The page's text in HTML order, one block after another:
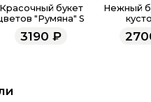
Красочный букет
"Румяна" S
3190 ₽
Нежный